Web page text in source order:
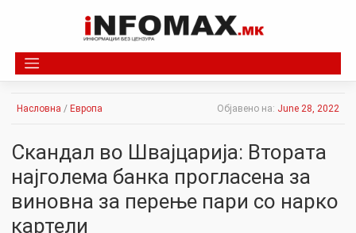
Насловна / Европа Објавено на: June 28, 2022
Скандал во Швајцарија: Втората
најголема банка прогласена за
виновна за перење пари со нарко
картели